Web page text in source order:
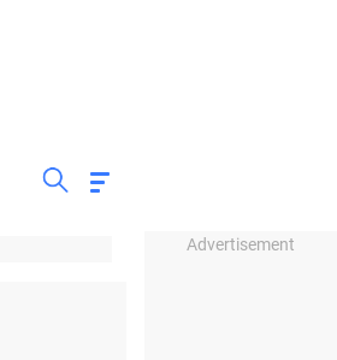
Advertisement